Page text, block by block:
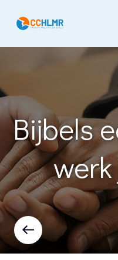
Bijbels